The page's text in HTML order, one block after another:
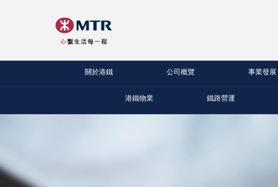
關於港鐵 公司概覽 事業發展
港鐵物業 鐵路營運